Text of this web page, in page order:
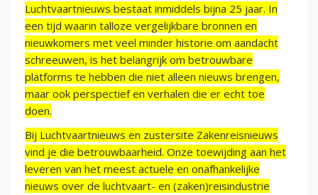
Luchtvaartnieuws bestaat inmiddels bijna 25 jaar. In
een tijd waarin talloze vergelijkbare bronnen en
nieuwkomers met veel minder historie om aandacht
schreeuwen, is het belangrijk om betrouwbare
platforms te hebben die niet alleen nieuws brengen,
maar ook perspectief en verhalen die er echt toe
doen.
Bij Luchtvaartnieuws en zustersite Zakenreisnieuws
vind je die betrouwbaarheid. Onze toewijding aan het
leveren van het meest actuele en onafhankelijke
nieuws over de luchtvaart- en (zaken)reisindustrie